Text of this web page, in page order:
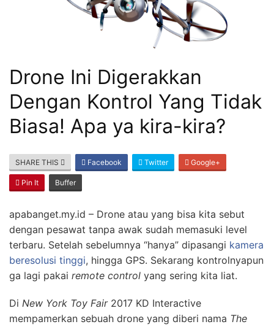
Drone Ini Digerakkan
Dengan Kontrol Yang Tidak
Biasa! Apa ya kira-kira?
SHARE THIS Facebook Twitter Google+
Pin It Buffer
apabanget.my.id – Drone atau yang bisa kita sebut
dengan pesawat tanpa awak sudah memasuki level
terbaru. Setelah sebelumnya “hanya” dipasangi kamera
beresolusi tinggi, hingga GPS. Sekarang kontrolnyapun
ga lagi pakai remote control yang sering kita liat.
Di New York Toy Fair 2017 KD Interactive
mempamerkan sebuah drone yang diberi nama The